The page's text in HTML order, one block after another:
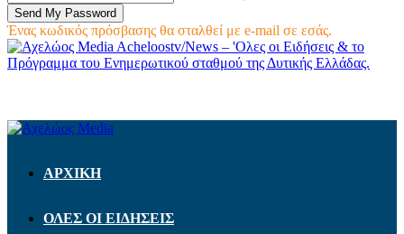
Ένας κωδικός πρόσβασης θα σταλθεί με e-mail σε εσάς.
Acheloostv/News – 'Ολες οι Ειδήσεις & το
Πρόγραμμα του Ενημερωτικού σταθμού της Δυτικής Ελλάδας.
ΑΡΧΙΚΗ
ΟΛΕΣ ΟΙ ΕΙΔΗΣΕΙΣ